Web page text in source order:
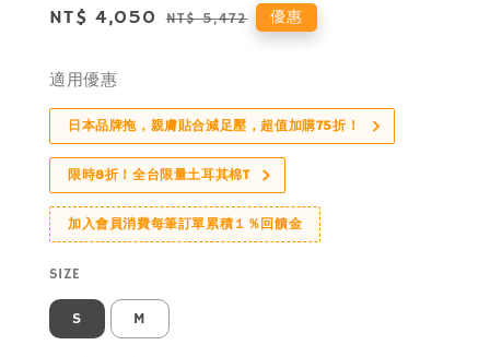
Sale
NT$ 4,050 Regular
NT$ 5,472 優惠
適用優惠
日本品牌拖，親膚貼合減足壓，超值加購75折！
限時8折！全台限量土耳其棉T
加入會員消費每筆訂單累積１％回饋金
SIZE
S M